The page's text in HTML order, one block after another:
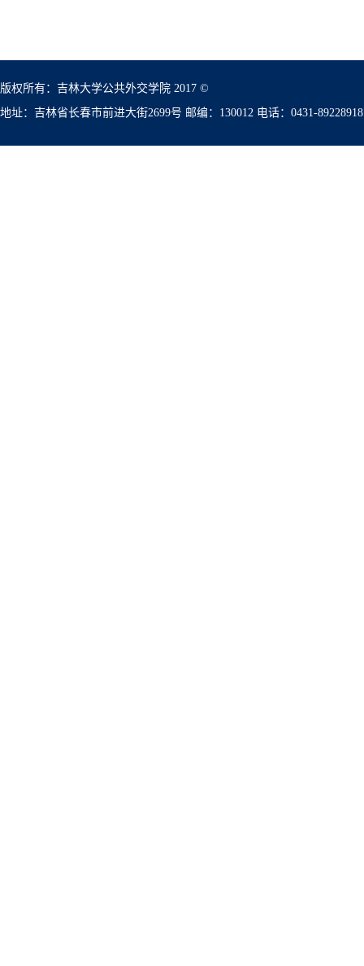
版权所有：吉林大学公共外交学院 2017 ©
地址：吉林省长春市前进大街2699号 邮编：130012 电话：0431-89228918